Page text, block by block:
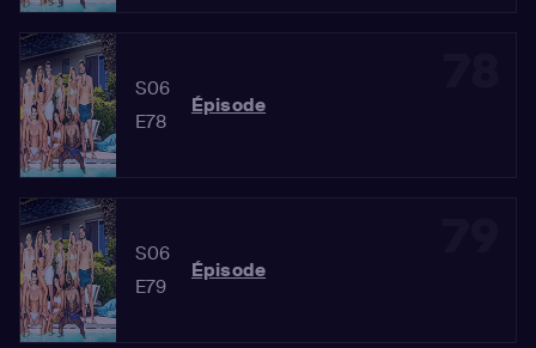
S06
E78
Épisode
S06
E79
Épisode